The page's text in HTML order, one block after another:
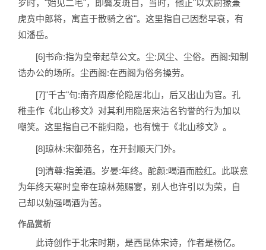
岁时，"始见二毛"，即鬓发斑白，当时，他正"以太尉掾兼
虎贲中郎将，寓直于散骑之省"。这里指自己因愁早衰，有
如潘岳。
[6]书命:指为皇帝起草公文。尘:风尘、尘俗。西阁:知制
诰办公的场所。尘西阁:在西阁为俗务操劳。
[7]"千古"句:南齐周彦伦隐居北山，后又出山为官。孔
稚圭作《北山移文》对其利用隐居来沽名钓誉的行为加以
嘲笑。这里指自己不能归隐，也有愧于《北山移文》。
[8]琼林:宋御苑名，在开封顺天门外。
[9]清尊:指美酒。岁晏:年终。酡颜:喝酒而脸红。此联意
为年终天寒时皇帝在琼林苑赐宴，别人也许引以为荣，自
己却以勉强喝酒为苦。
作品赏析
此诗创作于北宋时期，是西昆体宋诗，作者是杨亿。